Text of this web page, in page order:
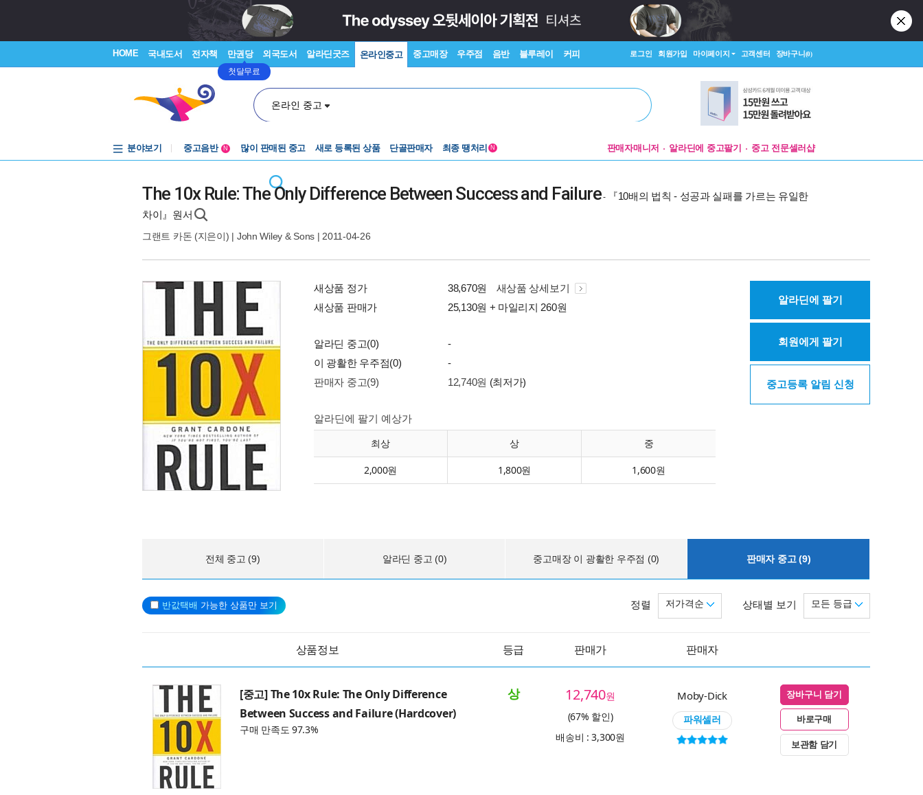
HOME 국내도서 전자책 만권당
첫달무료
외국도서 알라딘굿즈 온라인중고 중고매장 우주점 음반 블루레이 커피 로그인 회원가입 마이페이지 고객센터 장바구니(0)
온라인 중고
분야보기
중고음반
N 많이 판매된 중고 새로 등록된 상품 단골판매자 최종 땡처리 N 판매자매니저 알라딘에 중고팔기 중고 전문셀러샵
The 10x Rule: The Only Difference Between Success and Failure-
『10배의 법칙 - 성공과 실패를 가르는 유일한
차이』원서
그랜트 카돈 (지은이) | John Wiley & Sons | 2011-04-26
새상품 정가 38,670원
새상품 상세보기
새상품 판매가
25,130원 + 마일리지 260원
알라딘 중고(0)
-
이 광활한 우주점(0)
-
판매자 중고(9)
12,740원 (최저가)
알라딘에 팔기 예상가
최상 상 중
2,000원 1,800원 1,600원
알라딘에 팔기
회원에게 팔기
중고등록 알림 신청
전체 중고 (9) 알라딘 중고 (0) 중고매장 이 광활한 우주점 (0) 판매자 중고 (9)
반값택배 가능한 상품만 보기 상태별 보기 모든 등급
정렬 저가격순
상품정보 등급 판매가 판매자
[중고] The 10x Rule: The Only Difference
Between Success and Failure (Hardcover)
구매 만족도 97.3%
상 12,740원
(67% 할인)
배송비 : 3,300원
Moby-Dick
파워셀러
장바구니 담기
바로구매
보관함 담기